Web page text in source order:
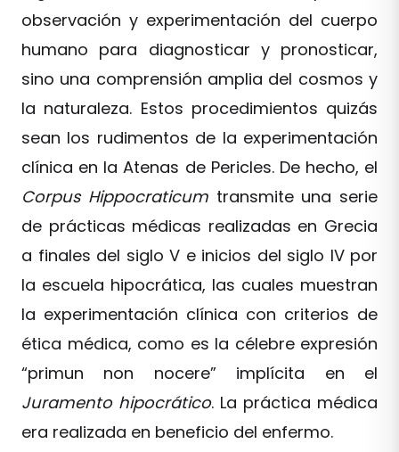
observación y experimentación del cuerpo
humano para diagnosticar y pronosticar,
sino una comprensión amplia del cosmos y
la naturaleza. Estos procedimientos quizás
sean los rudimentos de la experimentación
clínica en la Atenas de Pericles. De hecho, el
Corpus Hippocraticumtransmite una serie
de prácticas médicas realizadas en Grecia
a finales del siglo V e inicios del siglo IV por
la escuela hipocrática, las cuales muestran
la experimentación clínica con criterios de
ética médica, como es la célebre expresión
“primun non nocere” implícita en el
Juramento hipocrático. La práctica médica
era realizada en beneficio del enfermo.